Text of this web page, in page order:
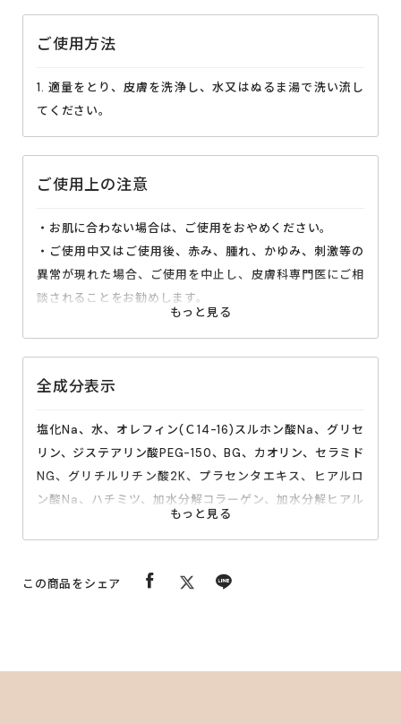
ご使用方法
1. 適量をとり、皮膚を洗浄し、水又はぬるま湯で洗い流し
てください。
ご使用上の注意
・お肌に合わない場合は、ご使用をおやめください。
・ご使用中又はご使用後、赤み、腫れ、かゆみ、刺激等の
異常が現れた場合、ご使用を中止し、皮膚科専門医にご相
談されることをお勧めします。
・傷、腫れもの、湿疹等、異常がある部分のご使用はおや
は、こすらず、すぐに水で洗い流してください。
・清潔な手で取り扱い、使用後はしっかりとしめ、直射日
光、高温多湿を避け、お子様の手の届かない所に保管して
ください。
・開封後は、なるべくお早めにご使用ください。
全成分表示
塩化Na、水、オレフィン(Ｃ14-16)スルホン酸Na、グリセ
リン、ジステアリン酸PEG-150、BG、カオリン、セラミド
NG、グリチルリチン酸2K、プラセンタエキス、ヒアルロ
ン酸Na、ハチミツ、加水分解コラーゲン、加水分解ヒアル
ロン酸、パルミチン酸レチノール、乳酸桿菌／セイヨウナ
ノイバラ果実エキス、オレンジ果汁、レモン果汁、トゲキ
リンサイ／ヒヂリメン／ミツイシコンブ／ウスバアオノリ
この商品をシェア